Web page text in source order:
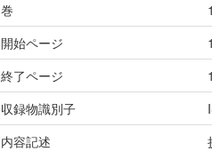
巻
開始ページ
終了ページ
収録物識別子
内容記述